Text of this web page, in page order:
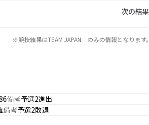
次の結果
※競技結果はTEAM JAPAN のみの情報となります。
備考予選2進出
備考予選2敗退